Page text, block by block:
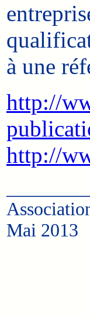
à une
http://
http://
Mai 2013